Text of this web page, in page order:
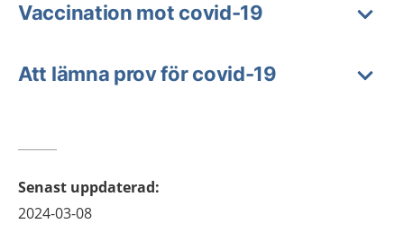
Vaccination mot covid-19
Att lämna prov för covid-19
Senast uppdaterad:
2024-03-08